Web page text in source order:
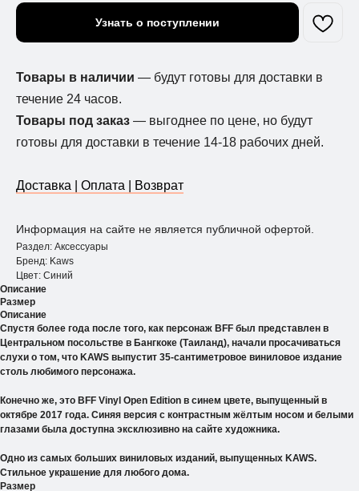
Узнать о поступлении
Товары в наличии — будут готовы для доставки в
течение 24 часов.
Товары под заказ — выгоднее по цене, но будут
готовы для доставки в течение 14-18 рабочих дней.
Доставка | Оплата | Возврат
Информация на сайте не является публичной офертой.
Раздел: Аксессуары
Бренд: Kaws
Цвет: Синий
Описание
Размер
Описание
Спустя более года после того, как персонаж BFF был представлен в
Центральном посольстве в Бангкоке (Таиланд), начали просачиваться
слухи о том, что KAWS выпустит 35-сантиметровое виниловое издание
столь любимого персонажа.
Конечно же, это BFF Vinyl Open Edition в синем цвете, выпущенный в
октябре 2017 года. Синяя версия с контрастным жёлтым носом и белыми
глазами была доступна эксклюзивно на сайте художника.
Одно из самых больших виниловых изданий, выпущенных KAWS.
Стильное украшение для любого дома.
Размер